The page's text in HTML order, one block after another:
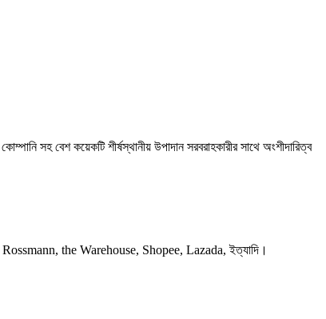
সহ বেশ কয়েকটি শীর্ষস্থানীয় উপাদান সরবরাহকারীর সাথে অংশীদারিত্ব
Rossmann, the Warehouse, Shopee, Lazada, ইত্যাদি।